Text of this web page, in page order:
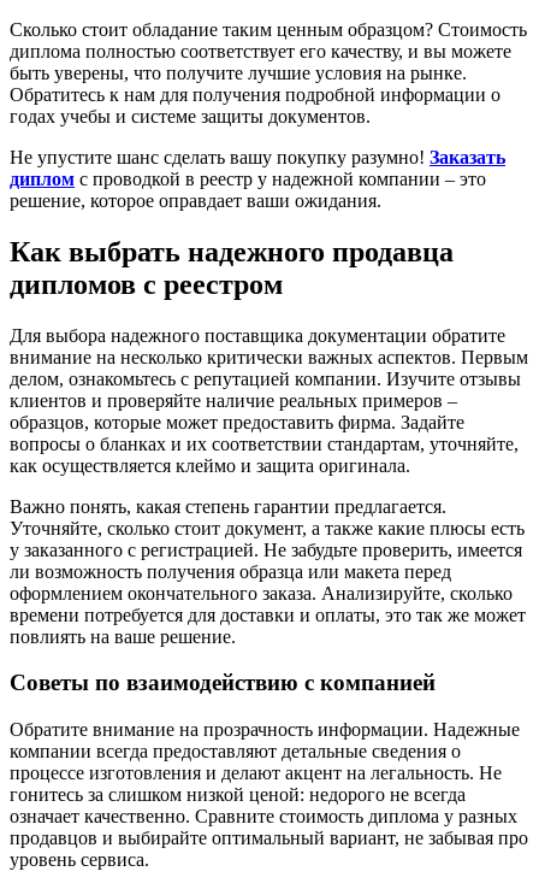
Сколько стоит обладание таким ценным образцом? Стоимость
диплома полностью соответствует его качеству, и вы можете
быть уверены, что получите лучшие условия на рынке.
Обратитесь к нам для получения подробной информации о
годах учебы и системе защиты документов.
Не упустите шанс сделать вашу покупку разумно! Заказать
диплом с проводкой в реестр у надежной компании – это
решение, которое оправдает ваши ожидания.
Как выбрать надежного продавца
дипломов с реестром
Для выбора надежного поставщика документации обратите
внимание на несколько критически важных аспектов. Первым
делом, ознакомьтесь с репутацией компании. Изучите отзывы
клиентов и проверяйте наличие реальных примеров –
образцов, которые может предоставить фирма. Задайте
вопросы о бланках и их соответствии стандартам, уточняйте,
как осуществляется клеймо и защита оригинала.
Важно понять, какая степень гарантии предлагается.
Уточняйте, сколько стоит документ, а также какие плюсы есть
у заказанного с регистрацией. Не забудьте проверить, имеется
ли возможность получения образца или макета перед
оформлением окончательного заказа. Анализируйте, сколько
времени потребуется для доставки и оплаты, это так же может
повлиять на ваше решение.
Советы по взаимодействию с компанией
Обратите внимание на прозрачность информации. Надежные
компании всегда предоставляют детальные сведения о
процессе изготовления и делают акцент на легальность. Не
гонитесь за слишком низкой ценой: недорого не всегда
означает качественно. Сравните стоимость диплома у разных
продавцов и выбирайте оптимальный вариант, не забывая про
уровень сервиса.